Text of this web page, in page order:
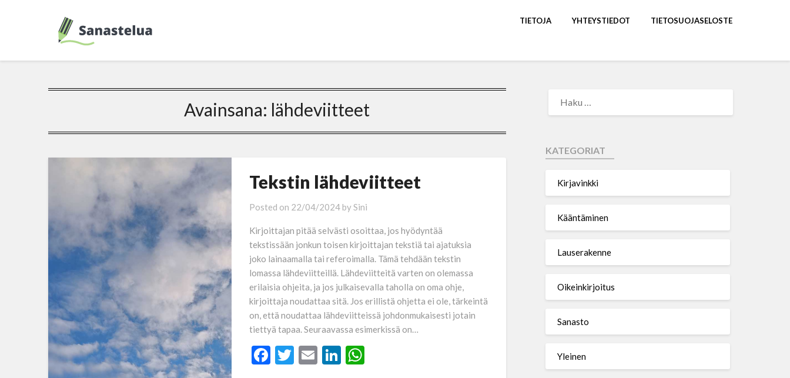
TIETOJA YHTEYSTIEDOT TIETOSUOJASELOSTE
Avainsana: lähdeviitteet
Tekstin lähdeviitteet
Posted on 22/04/2024bySini
Kirjoittajan pitää selvästi osoittaa, jos hyödyntää
tekstissään jonkun toisen kirjoittajan tekstiä tai ajatuksia
joko lainaamalla tai referoimalla. Tämä tehdään tekstin
lomassa lähdeviitteillä. Lähdeviitteitä varten on olemassa
erilaisia ohjeita, ja jos julkaisevalla taholla on oma ohje,
kirjoittaja noudattaa sitä. Jos erillistä ohjetta ei ole, tärkeintä
on, että noudattaa lähdeviitteissä johdonmukaisesti jotain
tiettyä tapaa. Seuraavassa esimerkissä on…
Facebook
Twitter
EmailLinkedIn
WhatsApp
KATEGORIAT
Kirjavinkki
Kääntäminen
Lauserakenne
Oikeinkirjoitus
Sanasto
Yleinen